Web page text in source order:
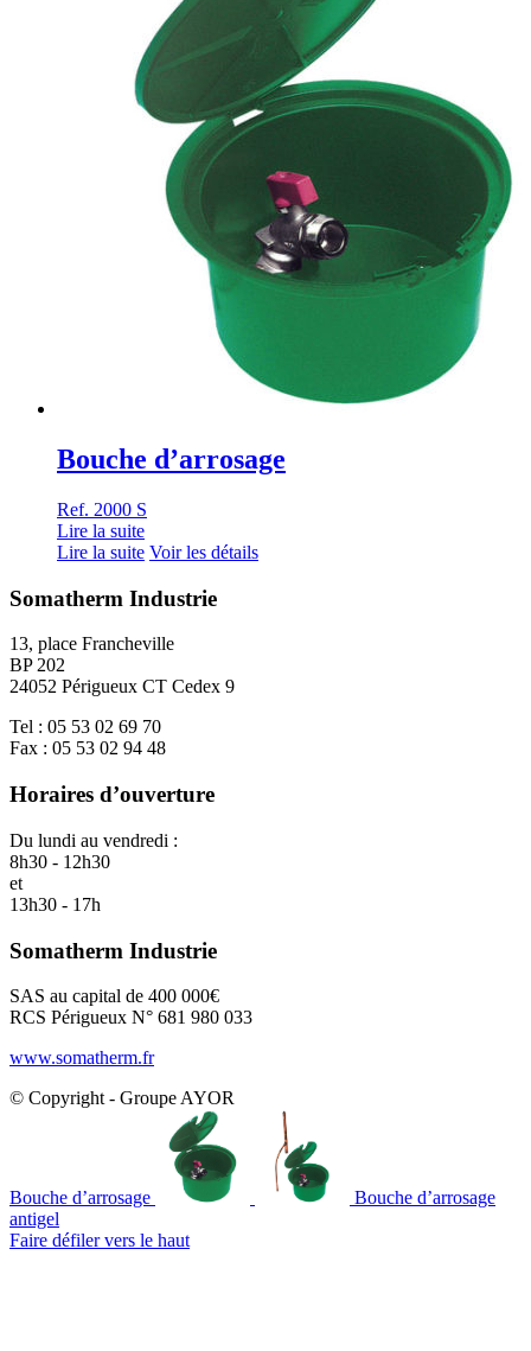
Bouche d’arrosage
Ref. 2000 S
Lire la suite
Lire la suite Voir les détails
Somatherm Industrie
13, place Francheville
BP 202
24052 Périgueux CT Cedex 9
Tel : 05 53 02 69 70
Fax : 05 53 02 94 48
Horaires d’ouverture
Du lundi au vendredi :
8h30 - 12h30
et
13h30 - 17h
Somatherm Industrie
SAS au capital de 400 000€
RCS Périgueux N° 681 980 033
www.somatherm.fr
© Copyright - Groupe AYOR
Bouche d’arrosage
Bouche d’arrosage
antigel
Faire défiler vers le haut